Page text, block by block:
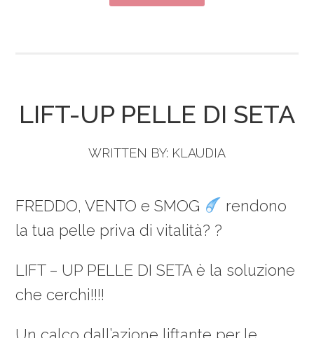
LIFT-UP PELLE DI SETA
WRITTEN BY: KLAUDIA
FREDDO, VENTO e SMOG
rendono
la tua pelle priva di vitalità? ?
LIFT – UP PELLE DI SETA è la soluzione
che cerchi!!!!
Un calco dall’azione liftante per le